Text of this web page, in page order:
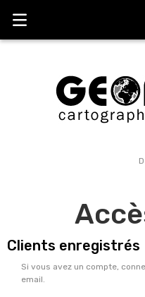
Clients enregistrés
Si vous avez un compte,
email.